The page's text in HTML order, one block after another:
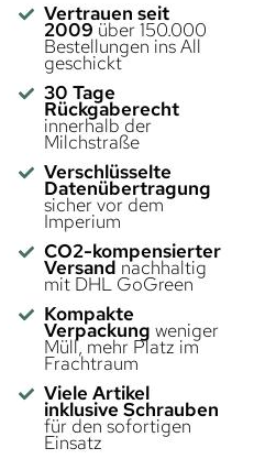
Vertrauen seit
2009 über 150.000
Bestellungen ins All
geschickt
30 Tage
Rückgaberecht
innerhalb der
Milchstraße
Verschlüsselte
Datenübertragung
sicher vor dem
Imperium
CO2-kompensierter
Versand nachhaltig
mit DHL GoGreen
Kompakte
Verpackung weniger
Müll, mehr Platz im
Frachtraum
Viele Artikel
inklusive Schrauben
für den sofortigen
Einsatz